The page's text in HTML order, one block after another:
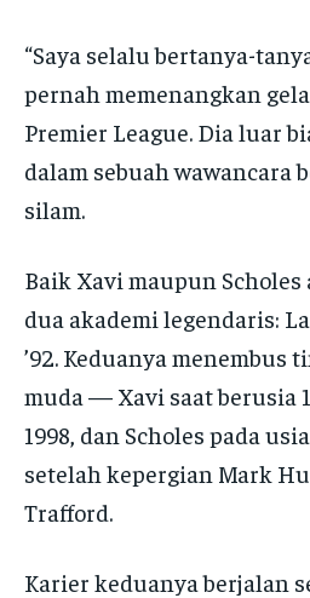
“Saya selalu bertanya-
pernah memenangkan
Premier League. Dia luar
dalam sebuah wawancara
silam.
Baik Xavi maupun
dua akademi legendaris:
’92. Keduanya menembus
muda — Xavi saat berusia
1998, dan Scholes pada
setelah kepergian Mark
Trafford.
Karier keduanya berjalan